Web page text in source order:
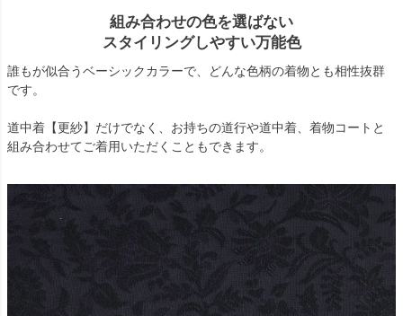
組み合わせの色を選ばない
スタイリングしやすい万能色
誰もが似合うベーシックカラーで、どんな色柄の着物とも相性抜群
です。
道中着【更紗】だけでなく、お持ちの道行や道中着、着物コートと
組み合わせてご着用いただくこともできます。